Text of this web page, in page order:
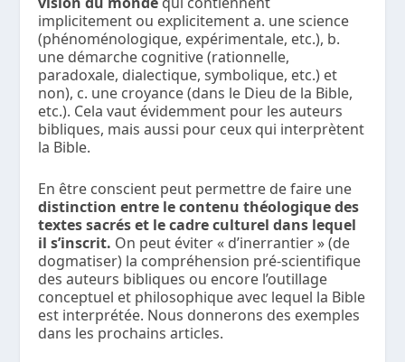
implicitement ou explicitement a. une science
(phénoménologique, expérimentale, etc.), b.
une démarche cognitive (rationnelle,
paradoxale, dialectique, symbolique, etc.) et
non), c. une croyance (dans le Dieu de la Bible,
etc.). Cela vaut évidemment pour les auteurs
bibliques, mais aussi pour ceux qui interprètent
la Bible.
En être conscient peut permettre de faire une
distinction entre le contenu théologique des
textes sacrés et le cadre culturel dans lequel
il s’inscrit. On peut éviter « d’inerrantier » (de
dogmatiser) la compréhension pré-scientifique
des auteurs bibliques ou encore l’outillage
conceptuel et philosophique avec lequel la Bible
est interprétée. Nous donnerons des exemples
dans les prochains articles.